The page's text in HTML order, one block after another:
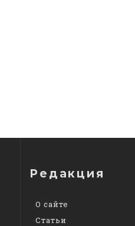
Редакция
О сайте
Статьи